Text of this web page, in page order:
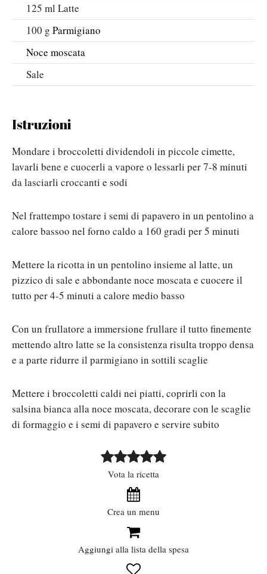
125 ml Latte
100 g Parmigiano
Noce moscata
Sale
Istruzioni
Mondare i broccoletti dividendoli in piccole cimette,
lavarli bene e cuocerli a vapore o lessarli per 7-8 minuti
da lasciarli croccanti e sodi
Nel frattempo tostare i semi di papavero in un pentolino a
calore bassoo nel forno caldo a 160 gradi per 5 minuti
Mettere la ricotta in un pentolino insieme al latte, un
pizzico di sale e abbondante noce moscata e cuocere il
tutto per 4-5 minuti a calore medio basso
Con un frullatore a immersione frullare il tutto finemente
mettendo altro latte se la consistenza risulta troppo densa
e a parte ridurre il parmigiano in sottili scaglie
Mettere i broccoletti caldi nei piatti, coprirli con la
salsina bianca alla noce moscata, decorare con le scaglie
di formaggio e i semi di papavero e servire subito
Vota la ricetta
Crea un menu
Aggiungi alla lista della spesa